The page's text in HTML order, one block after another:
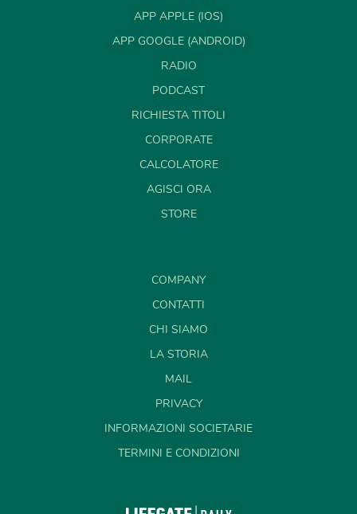
APP APPLE (IOS)
APP GOOGLE (ANDROID)
RADIO
PODCAST
RICHIESTA TITOLI
CORPORATE
CALCOLATORE
AGISCI ORA
STORE
COMPANY
CONTATTI
CHI SIAMO
LA STORIA
MAIL
PRIVACY
INFORMAZIONI SOCIETARIE
TERMINI E CONDIZIONI